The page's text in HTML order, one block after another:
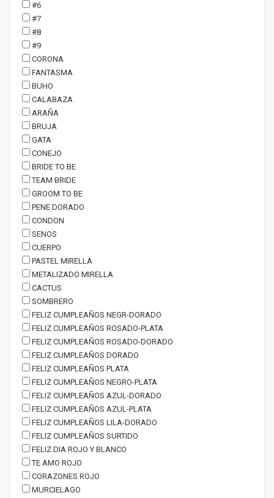
#6
#7
#8
#9
CORONA
FANTASMA
BUHO
CALABAZA
ARAÑA
BRUJA
GATA
CONEJO
BRIDE TO BE
TEAM BRIDE
GROOM TO BE
PENE DORADO
CONDON
SENOS
CUERPO
PASTEL MIRELLA
METALIZADO MIRELLA
CACTUS
SOMBRERO
FELIZ CUMPLEAÑOS NEGR-DORADO
FELIZ CUMPLEAÑOS ROSADO-PLATA
FELIZ CUMPLEAÑOS ROSADO-DORADO
FELIZ CUMPLEAÑOS DORADO
FELIZ CUMPLEAÑOS PLATA
FELIZ CUMPLEAÑOS NEGRO-PLATA
FELIZ CUMPLEAÑOS AZUL-DORADO
FELIZ CUMPLEAÑOS AZUL-PLATA
FELIZ CUMPLEAÑOS LILA-DORADO
FELIZ CUMPLEAÑOS SURTIDO
FELIZ DIA ROJO Y BLANCO
TE AMO ROJO
CORAZONES ROJO
MURCIELAGO